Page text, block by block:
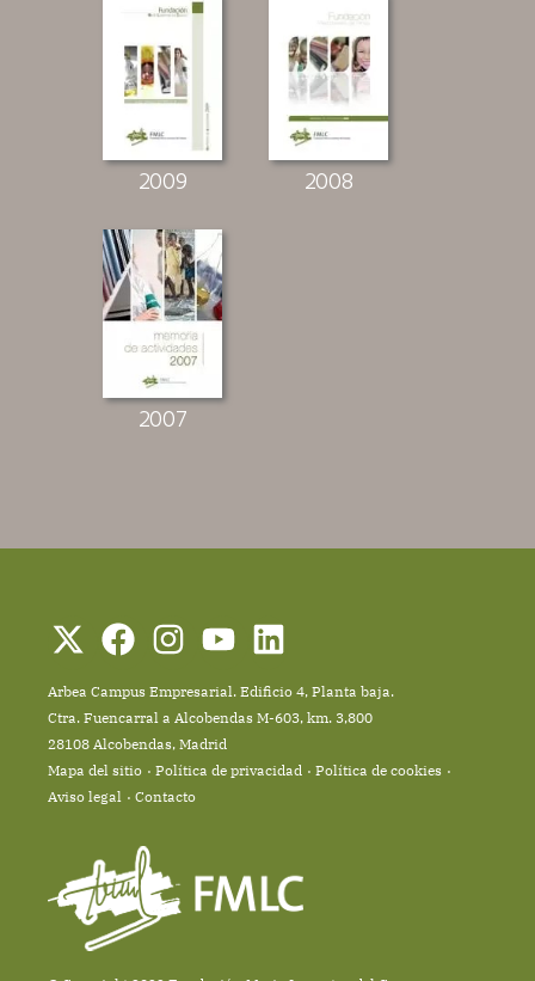
2009 2008
2007
Arbea Campus Empresarial. Edificio 4, Planta baja.
Ctra. Fuencarral a Alcobendas M-603, km. 3,800
28108 Alcobendas, Madrid
Mapa del sitio
Política de privacidad
Política de cookies
Aviso legal
Contacto